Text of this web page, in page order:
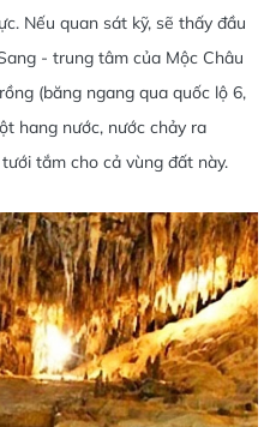
Nếu quan sát kỹ, sẽ thấy đầu
- trung tâm của Mộc Châu
(băng ngang qua quốc lộ 6,
hang nước, nước chảy ra
tắm cho cả vùng đất này.